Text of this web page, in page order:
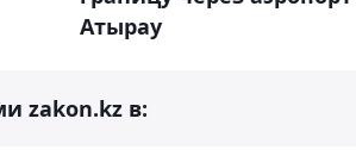
Атырау
zakon.kz в: